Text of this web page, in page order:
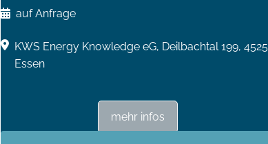
auf Anfrage
KWS Energy Knowledge eG, Deilbachtal 199,
Essen
mehr infos